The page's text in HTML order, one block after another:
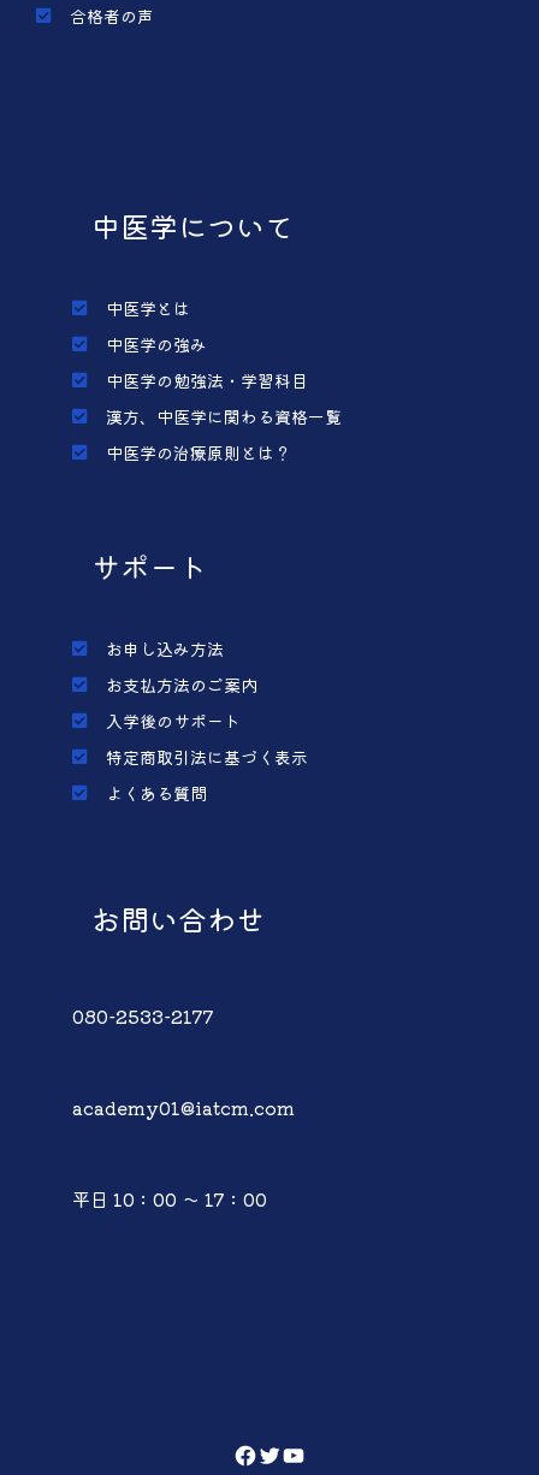
合格者の声
中医学について
中医学とは
中医学の強み
中医学の勉強法・学習科目
漢方、中医学に関わる資格一覧
中医学の治療原則とは？
サポート
お申し込み方法
お支払方法のご案内
入学後のサポート
特定商取引法に基づく表示
よくある質問
お問い合わせ
080-2533-2177
academy01@iatcm.com
平日 10：00 ～ 17：00
Facebook
Twitter
YouTube